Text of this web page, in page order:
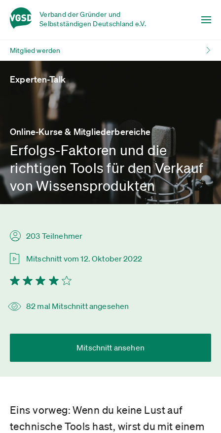
Verband der Gründer und
Selbstständigen Deutschland e.V.
Mitglied werden
Experten-Talk
Online-Kurse & Mitgliederbereiche
Erfolgs-Faktoren und die
richtigen Tools für den Verkauf
von Wissensprodukten
203 Teilnehmer
Mitschnitt vom 12. Oktober 2022
82 mal Mitschnitt angesehen
Mitschnitt ansehen
Eins vorweg: Wenn du keine Lust auf
technische Tools hast, wirst du mit einem